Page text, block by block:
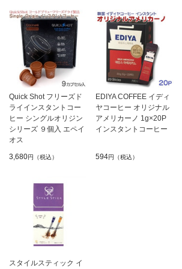
Quick Shot フリーズド
ライインスタントコー
ヒー シングルオリジン
シリーズ ９個入 エペイ
オス
3,680円（税込）
EDIYA COFFEE イディ
ヤコーヒー オリジナル
アメリカーノ 1g×20P
インスタントコーヒー
594円（税込）
スタイルスティック イ